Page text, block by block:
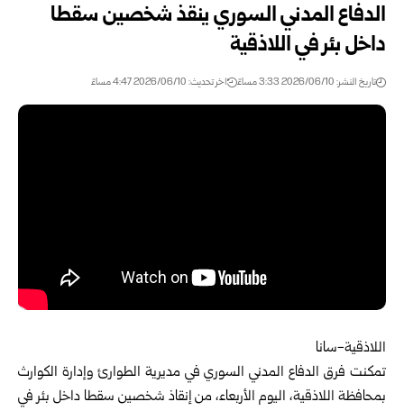
الدفاع المدني السوري ينقذ شخصين سقطا
داخل بئر في اللاذقية
تاريخ النشر: 2026/06/10 3:33 مساءً اخر تحديث: 2026/06/10 4:47 مساءً
اللاذقية-سانا‏
تمكنت فرق الدفاع المدني السوريفي مديرية الطوارئ وإدارة ‏الكوارث
بمحافظة اللاذقية، اليوم الأربعاء، من إنقاذ شخصين سقطا ‏داخل بئر في